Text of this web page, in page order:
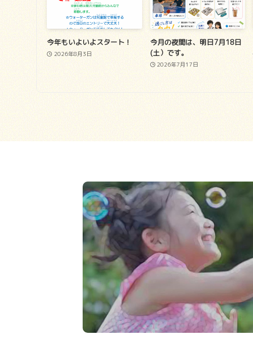
今年もいよいよスタート！
2026年8月3日
今月の夜間は、明日7月18日
(土）です。
2026年7月17日